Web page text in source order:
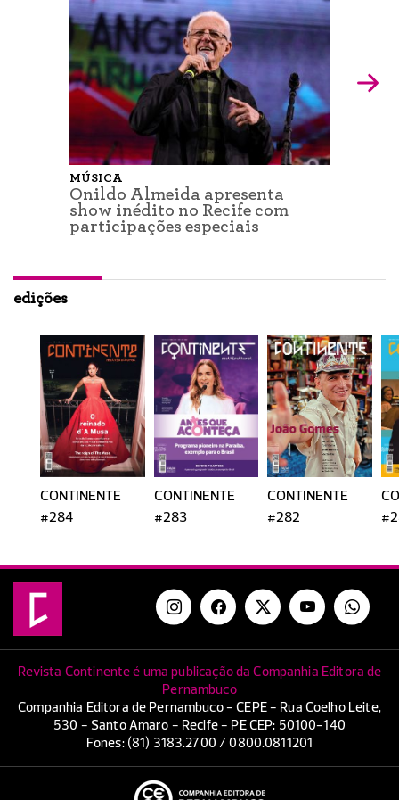
MÚSICA
Onildo Almeida apresenta
show inédito no Recife com
participações especiais
edições
CONTINENTE
#284
CONTINENTE
#283
CONTINENTE
#282
Revista Continente é uma publicação da Companhia Editora de
Pernambuco
Companhia Editora de Pernambuco - CEPE - Rua Coelho Leite,
530 - Santo Amaro - Recife - PE CEP: 50100-140
Fones: (81) 3183.2700 / 0800.0811201